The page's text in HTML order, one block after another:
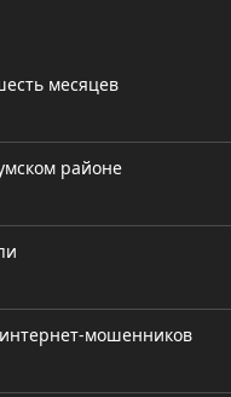
месяцев
районе
мошенников